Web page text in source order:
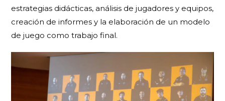
estrategias didácticas, análisis de jugadores y equipos,
creación de informes y la elaboración de un modelo
de juego como trabajo final.